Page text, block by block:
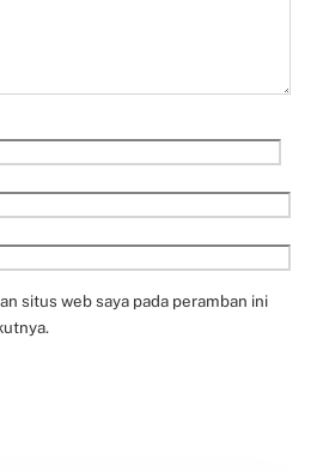
situs web saya pada peramban ini